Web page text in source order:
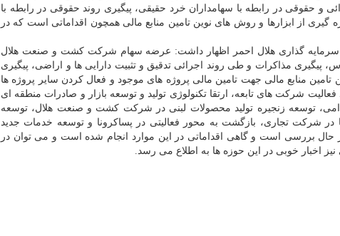
و حقوقی در رابطه با سهامداران خرد حقیقی، پیگیری روند حقوقی در رابطه با
گیری از ابزارها و روش های نوین تامین منابع مالی همچون اقداماتی است که در
گذاری هلال احمر اظهار داشت: عرضه سهام شرکت کشت و صنعت هلال
مذاکرات و طی روند اجرائی تدقیق و تثبیت دارایی ها و اراضی، پیگیری
منابع مالی جهت تامین مالی پروژه های موجود و فعال کردن سایر پروژه ها
فعالیت شرکت های تابعه، ارتقا تکنولوژی تولید و توسعه بازار و صادرات منطقه ای
توسعه زنجیره تولید محصولات لبنی در شرکت کشت و صنعت هلال، توسعه
شرکت تجاری، بازگشت به محور فعالیتی در پساکرونا و توسعه خدمات جدید
بررسی است و گاهی اقداماتی در این موارد انجام شده است و می توان در
اخبار خوبی در این حوزه ها به اطلاع می رسد.